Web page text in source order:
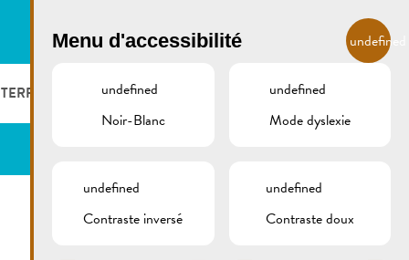
FR
LOGER ET MANGER
RESTAURANTS & CAFÉS
GALERIE REMICH.LU
Menu d'accessibilité undefined
undefined
Noir-Blanc
undefined
Mode dyslexie
undefined
Contraste inversé
undefined
Contraste doux